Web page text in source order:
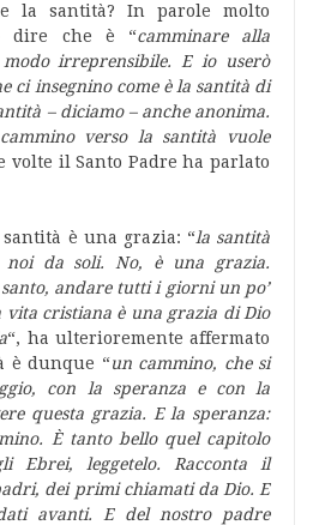
la santità? In parole molto
dire che è “camminare alla
irreprensibile. E io userò
ci insegnino come è la santità di
– diciamo – anche anonima.
verso la santità vuole
volte il Santo Padre ha parlato
è una grazia: “la santità
noi da soli. No, è una grazia.
santo, andare tutti i giorni un po’
vita cristiana è una grazia di Dio
“, ha ulterioremente affermato
è dunque “un cammino, che si
con la speranza e con la
questa grazia. E la speranza:
È tanto bello quel capitolo
Ebrei, leggetelo. Racconta il
dei primi chiamati da Dio. E
avanti. E del nostro padre